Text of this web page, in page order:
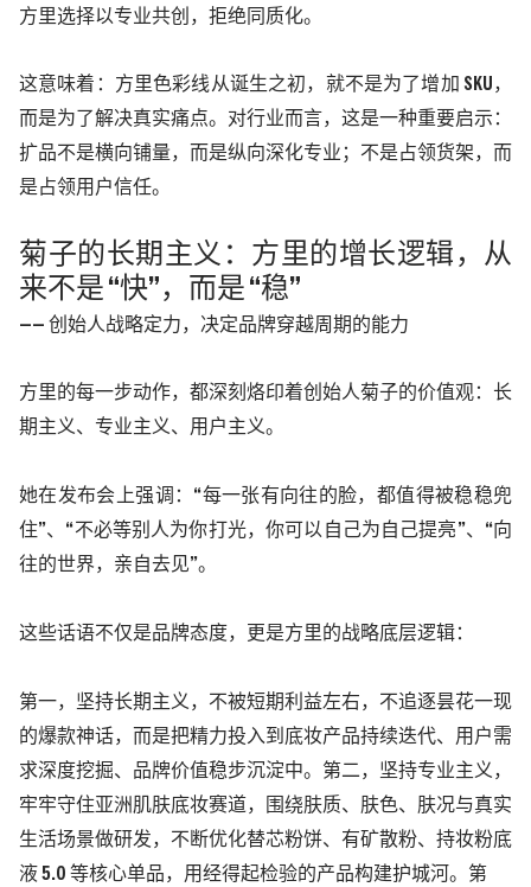
方里选择以专业共创，拒绝同质化。
这意味着：方里色彩线从诞生之初，就不是为了增加 SKU ，
而是为了解决真实痛点。对行业而言，这是一种重要启示：
扩品不是横向铺量，而是纵向深化专业；不是占领货架，而
是占领用户信任。
菊子的长期主义：方里的增长逻辑，从
来不是 “快”，而是 “稳”
—— 创始人战略定力，决定品牌穿越周期的能力
方里的每一步动作，都深刻烙印着创始人菊子的价值观：长
期主义、专业主义、用户主义。
她在发布会上强调： “每一张有向往的脸，都值得被稳稳兜
住”、“不必等别人为你打光，你可以自己为自己提亮”、“向
往的世界，亲自去见”。
这些话语不仅是品牌态度，更是方里的战略底层逻辑：
第一， 坚持长期主义，不被短期利益左右，不追逐昙花一现
的爆款神话，而是把精力投入到底妆产品持续迭代、用户需
求深度挖掘、品牌价值稳步沉淀中。第二，坚持专业主义，
牢牢守住亚洲肌肤底妆赛道，围绕肤质、肤色、肤况与真实
生活场景做研发，不断优化替芯粉饼、有矿散粉、持妆粉底
液 5.0 等核心单品，用经得起检验的产品构建护城河。第